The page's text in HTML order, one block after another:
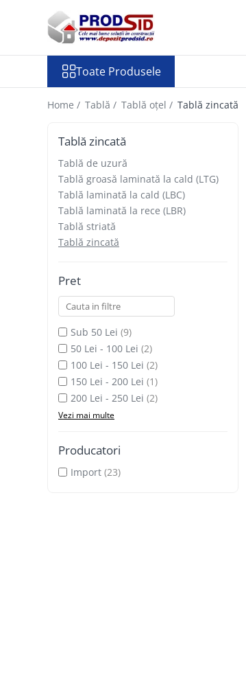
Toate Produsele
Materiale pentru construcții
Ciment și adezivi
Ciment, Mortar, Tinci, Nisip, Var
Cuie și sârmă
Cuie construcții
Sârmă ghimpată
Sârmă neagră
Sârmă zincată
Elemente de placare
Accesorii gips carton
Plăci gips carton
Elemente de zidărie
Bolțari din beton
Materiale pentru hidroizolații
Toate Produsele
Home / Tablă / Tablă oțel / Tablă zincată
Tablă zincată
Tablă de uzură
Tablă groasă laminată la cald (LTG)
Tablă laminată la cald (LBC)
Tablă laminată la rece (LBR)
Tablă striată
Tablă zincată
Pret
Sub 50 Lei (9)
50 Lei - 100 Lei (2)
100 Lei - 150 Lei (2)
150 Lei - 200 Lei (1)
200 Lei - 250 Lei (2)
Vezi mai multe
Producatori
Import (23)